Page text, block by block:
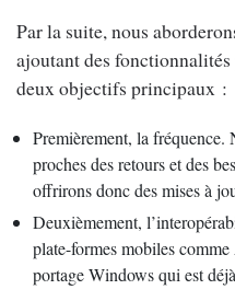
Par la suite, nous
ajoutant des fonctionnalités
deux objectifs principaux :
Premièrement, la fréquence.
proches des retours et des
offrirons donc des mises à
Deuxièmement,
plate-formes mobiles
portage Windows qui est